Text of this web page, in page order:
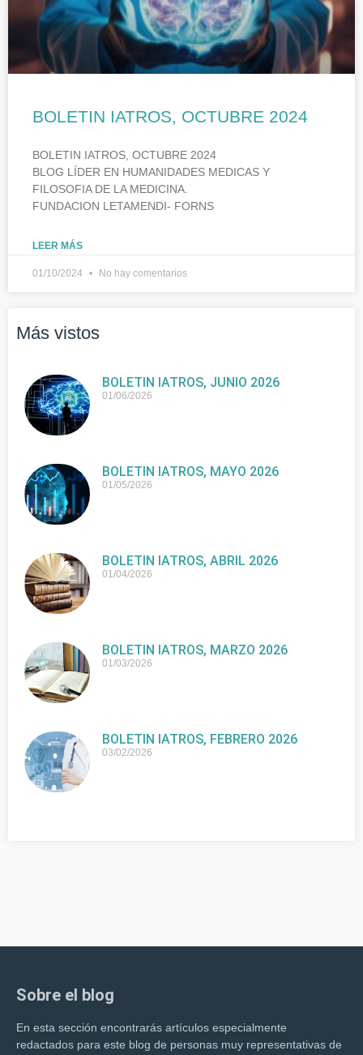
BOLETIN IATROS, OCTUBRE 2024
BOLETIN IATROS, OCTUBRE 2024
BLOG LÍDER EN HUMANIDADES MEDICAS Y
FILOSOFIA DE LA MEDICINA.
FUNDACION LETAMENDI- FORNS
LEER MÁS
01/10/2024 No hay comentarios
Más vistos
BOLETIN IATROS, JUNIO 2026
01/06/2026
BOLETIN IATROS, MAYO 2026
01/05/2026
BOLETIN IATROS, ABRIL 2026
01/04/2026
BOLETIN IATROS, MARZO 2026
01/03/2026
BOLETIN IATROS, FEBRERO 2026
03/02/2026
Sobre el blog
En esta sección encontrarás artículos especialmente
redactados para este blog de personas muy representativas de